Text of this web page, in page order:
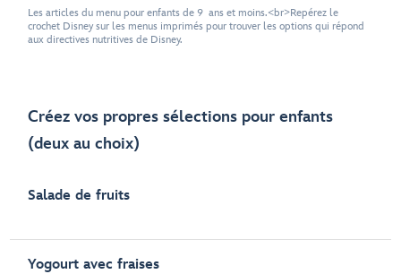
Les articles du menu pour enfants de 9 ans et moins.<br>Repérez le
crochet Disney sur les menus imprimés pour trouver les options qui répond
aux directives nutritives de Disney.
Créez vos propres sélections pour enfants
(deux au choix)
Salade de fruits
Yogourt avec fraises